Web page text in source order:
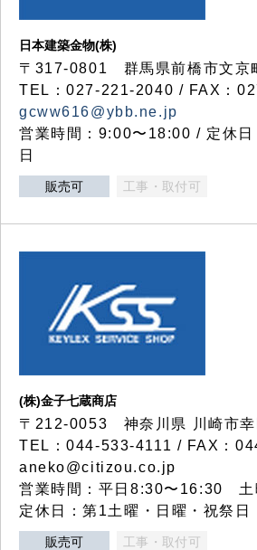
日本建築金物(株)
〒317‐0801 群馬県前橋市文京
TEL：027-221-2040 / FAX：
gcww616@ybb.ne.jp
営業時間：9:00〜18:00 / 定休日
日
販売可 工事・取付可
(株)金子七蔵商店
〒212-0053 神奈川県 川崎市幸
TEL：044-533-4111 / FAX：
aneko@citizou.co.jp
営業時間：平日8:30〜16:30
定休日：第1土曜・日曜・祝祭日
販売可 工事・取付可